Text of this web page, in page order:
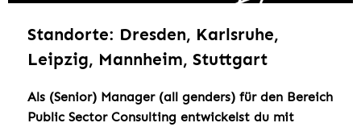
Standorte: Dresden, Karlsruhe,
Leipzig, Mannheim, Stuttgart
Als (Senior) Manager (all genders) für den Bereich
Public Sector Consulting entwickelst du mit